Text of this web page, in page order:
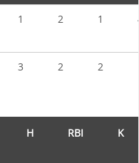
1 2 1
3 2 2
H RBI K